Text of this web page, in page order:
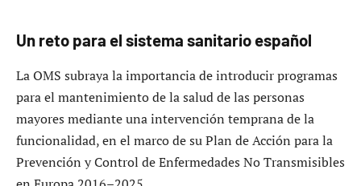
Un reto para el sistema sanitario español
La OMS subraya la importancia de introducir programas
para el mantenimiento de la salud de las personas
mayores mediante una intervención temprana de la
funcionalidad, en el marco de su Plan de Acción para la
Prevención y Control de Enfermedades No Transmisibles